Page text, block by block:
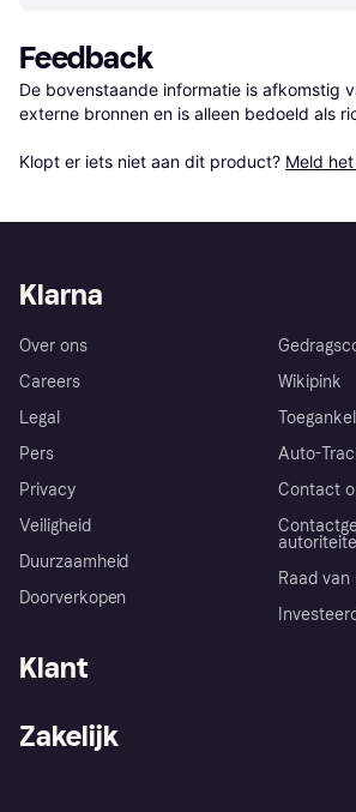
Feedback
De bovenstaande informatie is afkomstig
externe bronnen en is alleen bedoeld als
Klopt er iets niet aan dit product? Meld het
Klarna
Over ons
Careers
Legal
Pers
Privacy
Veiligheid
Duurzaamheid
Doorverkopen
Wikipink
Auto-
Contact
Raad van
Klant
Zakelijk